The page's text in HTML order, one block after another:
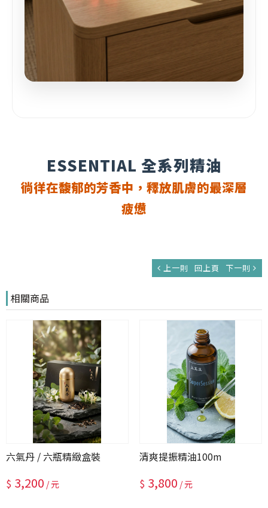
ESSENTIAL 全系列精油
徜徉在馥郁的芳香中，釋放肌膚的最深層
疲憊
上一則 回上頁 下一則
相關商品
六氣丹 / 六瓶精緻盒裝
$ 3,200 / 元
清爽提振精油100m
$ 3,800 / 元